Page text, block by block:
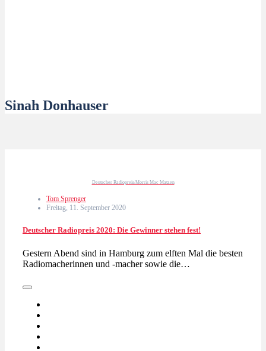
Sinah Donhauser
Deutscher Radiopreis/Morris Mac Matzen
Tom Sprenger
Freitag, 11. September 2020
Deutscher Radiopreis 2020: Die Gewinner stehen fest!
Gestern Abend sind in Hamburg zum elften Mal die besten
Radiomacherinnen und -macher sowie die…